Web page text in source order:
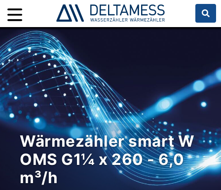
Wärmezähler smart W
OMS G1¼ x 260 - 6,0
m³/h